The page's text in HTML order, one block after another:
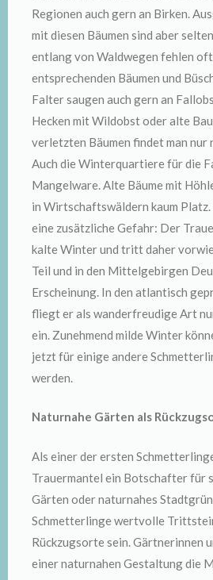
Regionen auch gern an Birken.
mit diesen Bäumen sind aber
entlang von Waldwegen fehlen
entsprechenden Bäumen und
Falter saugen auch gern an
Hecken mit Wildobst oder alte
verletzten Bäumen findet man nur
Auch die Winterquartiere für die
Mangelware. Alte Bäume mit
in Wirtschaftswäldern kaum
eine zusätzliche Gefahr: Der
kalte Winter und tritt daher
Teil und in den Mittelgebirgen
Erscheinung. In den atlantisch
fliegt er als wanderfreudige Art
ein. Zunehmend milde Winter
jetzt für einige andere
werden.
Naturnahe Gärten als
Als einer der ersten
Trauermantel ein Botschafter für
Gärten oder naturnahes
Schmetterlinge wertvolle
Rückzugsorte sein. Gärtnerinnen
einer naturnahen Gestaltung die